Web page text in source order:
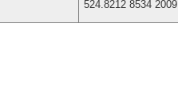
524.8212 8534 2009